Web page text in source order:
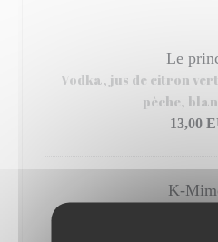
Le
Vodka, jus de citron
pèche,
13,00
K-